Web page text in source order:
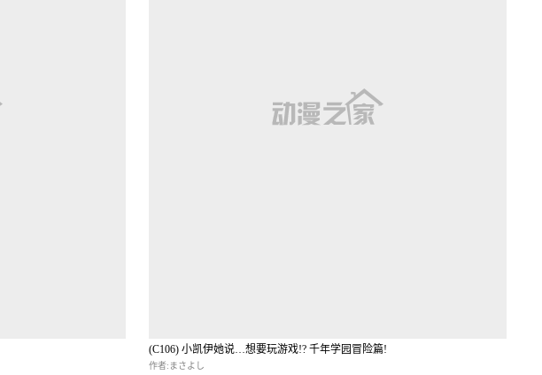
(C106) 小凯伊她说…想要玩游戏!? 千年学园冒险篇!
作者:まさよし